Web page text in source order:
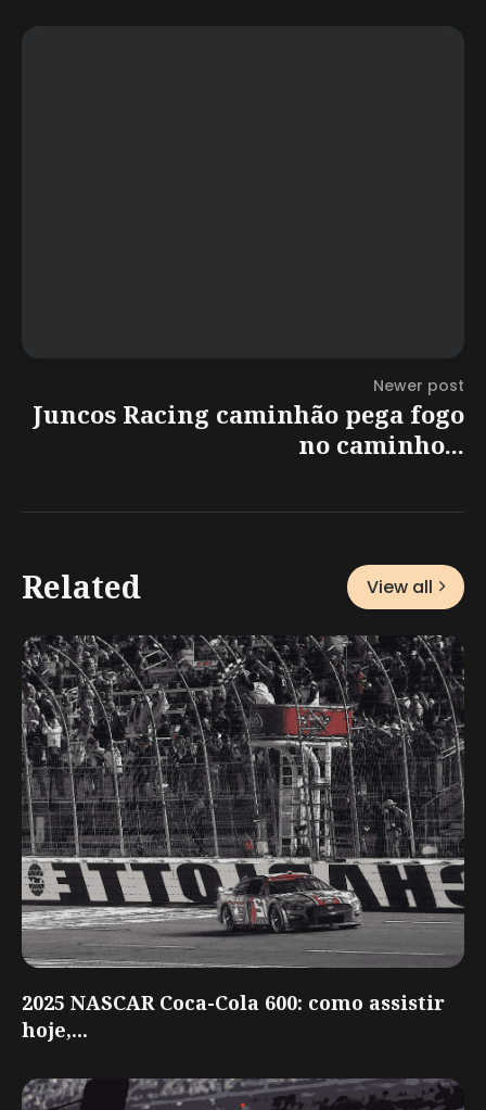
Newer post
Juncos Racing caminhão pega fogo
no caminho...
Related View all
2025 NASCAR Coca-Cola 600: como assistir
hoje,...